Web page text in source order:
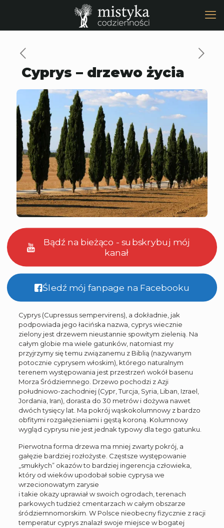
Cyprys – drzewo życia
Bądź na bieżąco - subskrybuj mój
kanał
Śledź mój fanpage na Facebooku
Cyprys (Cupressus sempervirens), a dokładnie, jak
podpowiada jego łacińska nazwa, cyprys wiecznie
zielony jest drzewem nieustannie spowitym zielenią. Na
całym globie ma wiele gatunków, natomiast my
przyjrzymy się temu związanemu z Biblią (nazywanym
potocznie cyprysem włoskim), którego naturalnym
terenem występowania jest przestrzeń wokół basenu
Morza Śródziemnego. Drzewo pochodzi z Azji
południowo-zachodniej (Cypr, Turcja, Syria, Liban, Izrael,
Jordania, Iran), dorasta do 30 metrów i dożywa nawet
dwóch tysięcy lat. Ma pokrój wąskokolumnowy z bardzo
obfitymi rozgałęzieniami i gęstą koroną. Kolumnowy
wygląd cyprysu nie jest jednak typowy dla tego gatunku.
Pierwotna forma drzewa ma mniej zwarty pokrój, a
gałęzie bardziej rozłożyste. Częstsze występowanie
„smukłych” okazów to bardziej ingerencja człowieka,
który od wieków upodobał sobie cyprysa we
wrzecionowatym zarysie
i takie okazy uprawiał w swoich ogrodach, terenach
parkowych tudzież cmentarzach w całym obszarze
śródziemnomorskim. W Polsce nieobecny fizycznie z racji
temperatur cyprys znalazł swoje miejsce w bogatej